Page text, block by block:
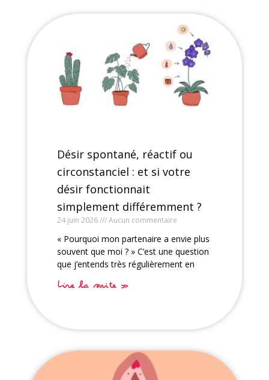
Désir spontané, réactif ou
circonstanciel : et si votre
désir fonctionnait
simplement différemment ?
24 juin 2026 Aucun commentaire
« Pourquoi mon partenaire a envie plus
souvent que moi ? » C’est une question
que j’entends très régulièrement en
Lire la suite »